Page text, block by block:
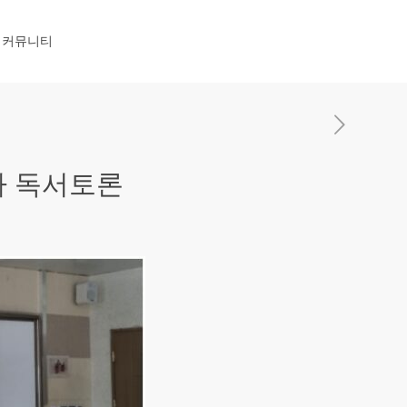
커뮤니티
독서토론